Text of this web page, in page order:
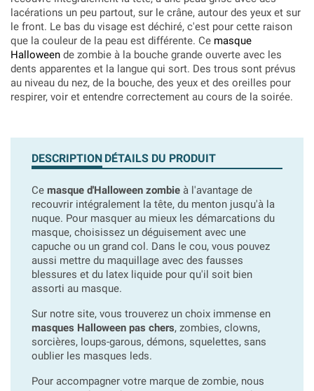
lacérations un peu partout, sur le crâne, autour des yeux et sur
le front. Le bas du visage est déchiré, c'est pour cette raison
que la couleur de la peau est différente. Ce masque
Halloween de zombie à la bouche grande ouverte avec les
dents apparentes et la langue qui sort. Des trous sont prévus
au niveau du nez, de la bouche, des yeux et des oreilles pour
respirer, voir et entendre correctement au cours de la soirée.
DESCRIPTION DÉTAILS DU PRODUIT
Ce masque d'Halloween zombie à l'avantage de
recouvrir intégralement la tête, du menton jusqu'à la
nuque. Pour masquer au mieux les démarcations du
masque, choisissez un déguisement avec une
capuche ou un grand col. Dans le cou, vous pouvez
aussi mettre du maquillage avec des fausses
blessures et du latex liquide pour qu'il soit bien
assorti au masque.
Sur notre site, vous trouverez un choix immense en
masques Halloween pas chers, zombies, clowns,
sorcières, loups-garous, démons, squelettes, sans
oublier les masques leds.
Pour accompagner votre marque de zombie, nous